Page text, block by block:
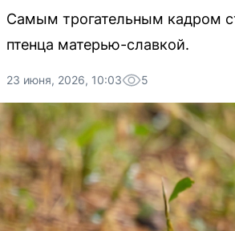
Самым трогательным кадром
птенца матерью-славкой.
23 июня, 2026, 10:03 5